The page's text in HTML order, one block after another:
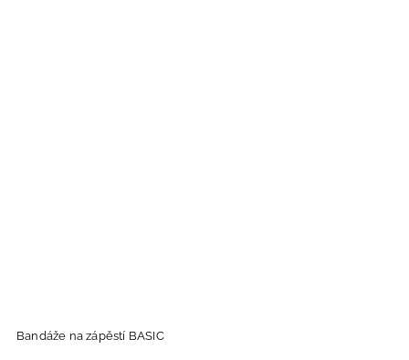
Bandáže na zápěstí BASIC